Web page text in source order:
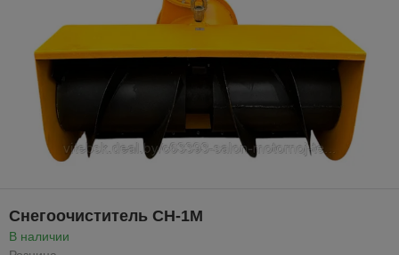
Снегоочиститель СН-1М
В наличии